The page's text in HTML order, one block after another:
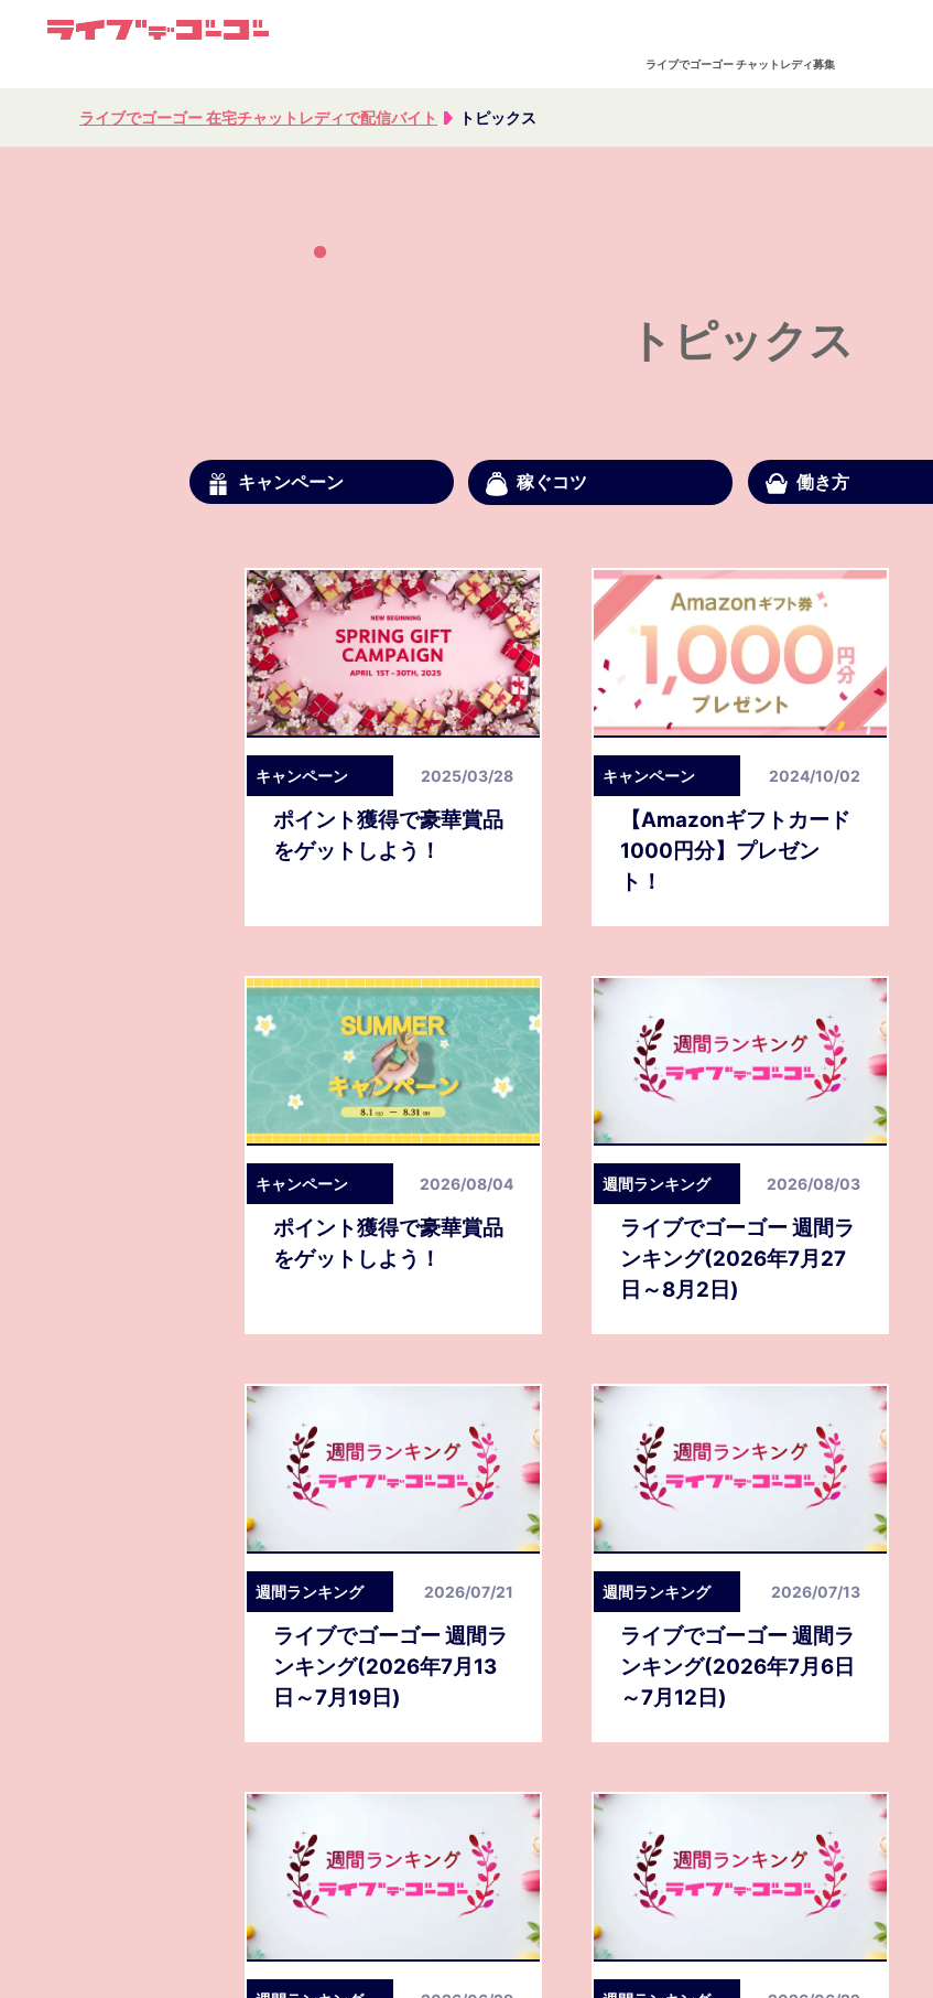
ライブでゴーゴー チャットレディ募集
ライブでゴーゴー 在宅チャットレディで配信バイト トピックス
トピックス
キャンペーン 稼ぐコツ 働き方
キャンペーン 2025/03/28
ポイント獲得で豪華賞品
をゲットしよう！
キャンペーン 2024/10/02
【Amazonギフトカード
1000円分】プレゼン
ト！
キャンペーン 2026/08/04
ポイント獲得で豪華賞品
をゲットしよう！
週間ランキング 2026/08/03
ライブでゴーゴー 週間ラ
ンキング(2026年7月27
日～8月2日)
週間ランキング 2026/07/21
ライブでゴーゴー 週間ラ
ンキング(2026年7月13
日～7月19日)
週間ランキング 2026/07/13
ライブでゴーゴー 週間ラ
ンキング(2026年7月6日
～7月12日)